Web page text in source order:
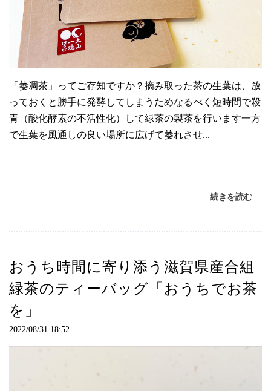
「萎凋茶」ってご存知ですか？摘み取った茶の生葉は、放
っておくと勝手に発酵してしまうためなるべく短時間で殺
青（酸化酵素の不活性化）して緑茶の製茶を行います一方
で生葉を風通しの良い場所に広げて萎れさせ...
続きを読む
おうち時間に寄り添う滋賀県産合組
緑茶のティーバッグ「おうちでお茶
を」
2022/08/31 18:52